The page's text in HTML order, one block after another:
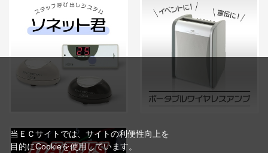
当ＥＣサイトでは、サイトの利便性向上を
目的にCookieを使用しています。